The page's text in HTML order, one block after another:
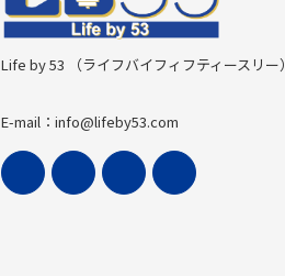
Life by 53 （ライフバイフィフティースリー）
E-mail：info@lifeby53.com